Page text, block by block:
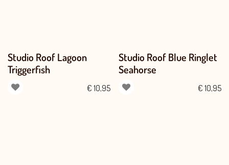
Studio Roof Lagoon
Triggerfish
€ 10,95
Studio Roof Blue Ringlet
Seahorse
€ 10,95